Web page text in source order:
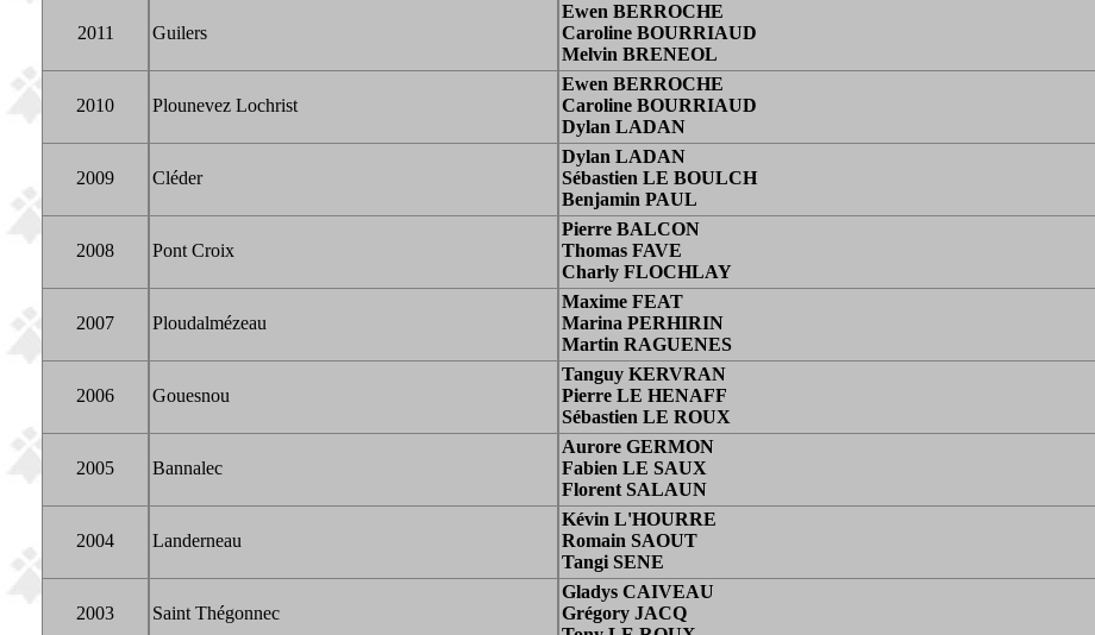
2011 Guilers
Ewen BERROCHE
Caroline BOURRIAUD
Melvin BRENEOL
2010 Plounevez Lochrist
Ewen BERROCHE
Caroline BOURRIAUD
Dylan LADAN
2009 Cléder
Dylan LADAN
Sébastien LE BOULCH
Benjamin PAUL
2008 Pont Croix
Pierre BALCON
Thomas FAVE
Charly FLOCHLAY
2007 Ploudalmézeau
Maxime FEAT
Marina PERHIRIN
Martin RAGUENES
2006 Gouesnou
Tanguy KERVRAN
Pierre LE HENAFF
Sébastien LE ROUX
2005 Bannalec
Aurore GERMON
Fabien LE SAUX
Florent SALAUN
2004 Landerneau
Kévin L'HOURRE
Romain SAOUT
Tangi SENE
2003 Saint Thégonnec
Gladys CAIVEAU
Grégory JACQ